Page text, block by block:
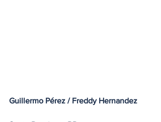
Guillermo Pérez / Freddy Hernandez